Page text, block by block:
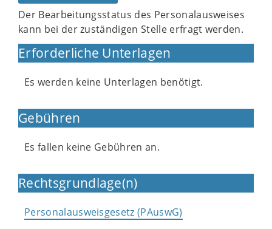
Der Bearbeitungsstatus des Personalausweises
kann bei der zuständigen Stelle erfragt werden.
Erforderliche Unterlagen
Es werden keine Unterlagen benötigt.
Gebühren
Es fallen keine Gebühren an.
Rechtsgrundlage(n)
Personalausweisgesetz (PAuswG)